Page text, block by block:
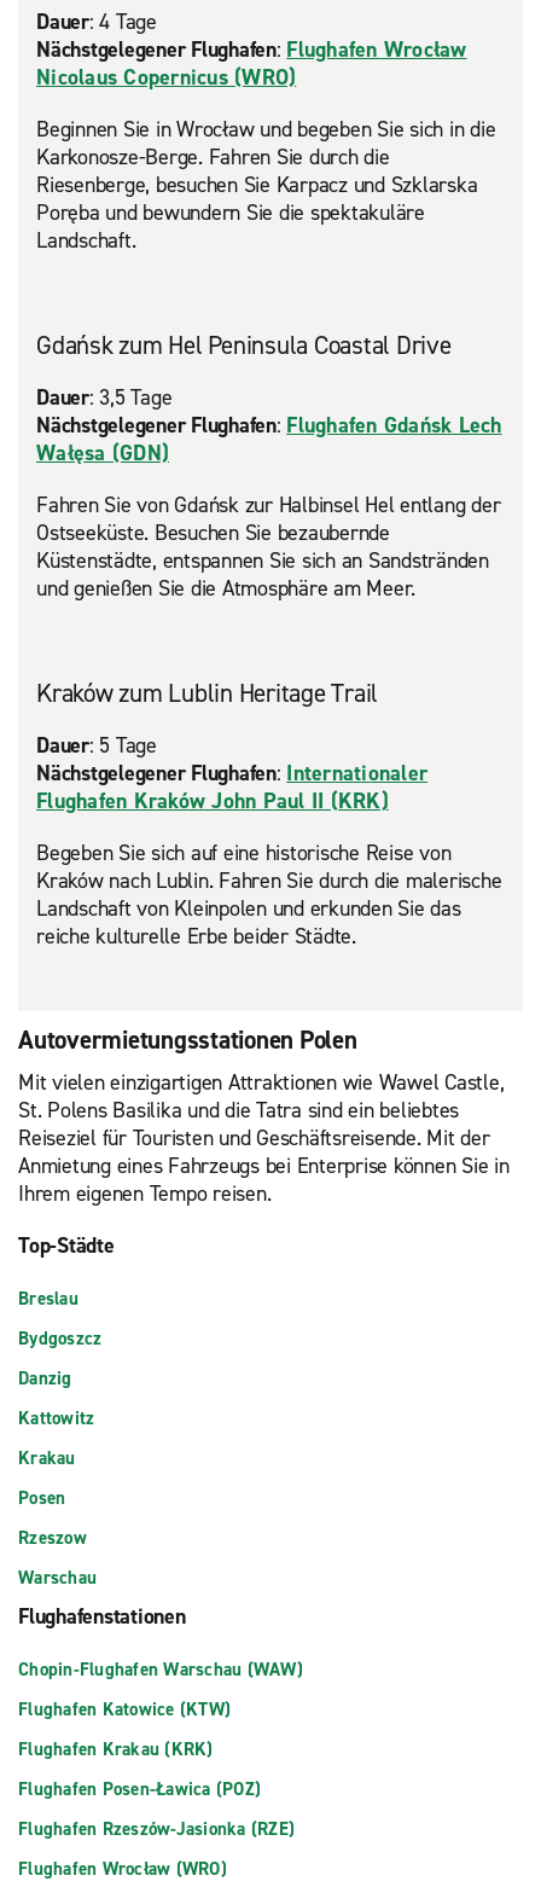
Dauer: 4 Tage
Nächstgelegener Flughafen: Flughafen Wrocław
Nicolaus Copernicus (WRO)
Beginnen Sie in Wrocław und begeben Sie sich in die
Karkonosze-Berge. Fahren Sie durch die
Riesenberge, besuchen Sie Karpacz und Szklarska
Poręba und bewundern Sie die spektakuläre
Landschaft.
Gdańsk zum Hel Peninsula Coastal Drive
Dauer: 3,5 Tage
Nächstgelegener Flughafen: Flughafen Gdańsk Lech
Wałęsa (GDN)
Fahren Sie von Gdańsk zur Halbinsel Hel entlang der
Ostseeküste. Besuchen Sie bezaubernde
Küstenstädte, entspannen Sie sich an Sandstränden
und genießen Sie die Atmosphäre am Meer.
Kraków zum Lublin Heritage Trail
Dauer: 5 Tage
Nächstgelegener Flughafen: Internationaler
Flughafen Kraków John Paul II (KRK)
Begeben Sie sich auf eine historische Reise von
Kraków nach Lublin. Fahren Sie durch die malerische
Landschaft von Kleinpolen und erkunden Sie das
reiche kulturelle Erbe beider Städte.
Autovermietungsstationen Polen
Mit vielen einzigartigen Attraktionen wie Wawel Castle,
St. Polens Basilika und die Tatra sind ein beliebtes
Reiseziel für Touristen und Geschäftsreisende. Mit der
Anmietung eines Fahrzeugs bei Enterprise können Sie in
Ihrem eigenen Tempo reisen.
Top-Städte
Breslau
Bydgoszcz
Danzig
Kattowitz
Krakau
Posen
Rzeszow
Warschau
Flughafenstationen
Chopin-Flughafen Warschau (WAW)
Flughafen Katowice (KTW)
Flughafen Krakau (KRK)
Flughafen Posen-Ławica (POZ)
Flughafen Rzeszów-Jasionka (RZE)
Flughafen Wrocław (WRO)